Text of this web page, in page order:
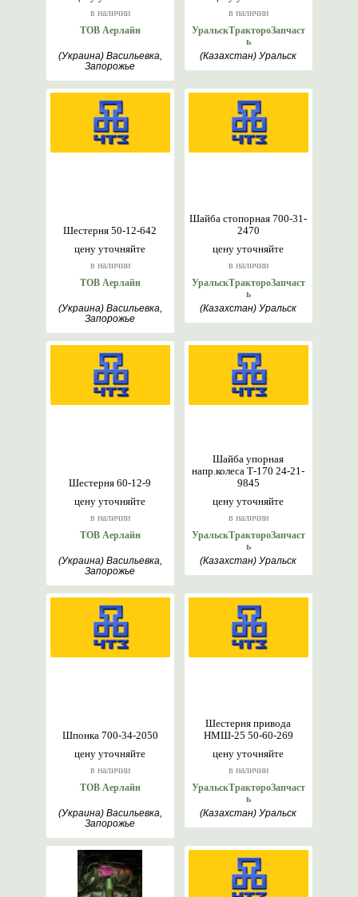
в наличии
ТОВ Аерлайн
(Украина) Васильевка,
Запорожье
в наличии
УральскТрактороЗапчаст
ь
(Казахстан) Уральск
цену уточняйте
в наличии
Шестерня 50-12-642
ТОВ Аерлайн
(Украина) Васильевка,
Запорожье
цену уточняйте
в наличии
Шайба стопорная 700-31-
2470
УральскТрактороЗапчаст
ь
(Казахстан) Уральск
цену уточняйте
в наличии
Шестерня 60-12-9
ТОВ Аерлайн
(Украина) Васильевка,
Запорожье
цену уточняйте
в наличии
Шайба упорная
напр.колеса Т-170 24-21-
9845
УральскТрактороЗапчаст
ь
(Казахстан) Уральск
цену уточняйте
в наличии
Шпонка 700-34-2050
ТОВ Аерлайн
(Украина) Васильевка,
Запорожье
цену уточняйте
в наличии
Шестерня привода
НМШ-25 50-60-269
УральскТрактороЗапчаст
ь
(Казахстан) Уральск